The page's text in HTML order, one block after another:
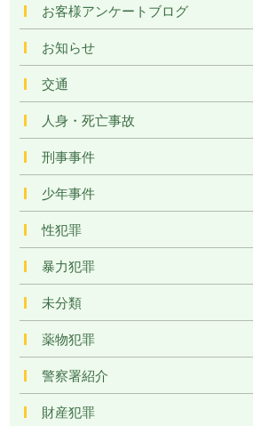
お客様アンケートブログ
お知らせ
交通
人身・死亡事故
刑事事件
少年事件
性犯罪
暴力犯罪
未分類
薬物犯罪
警察署紹介
財産犯罪